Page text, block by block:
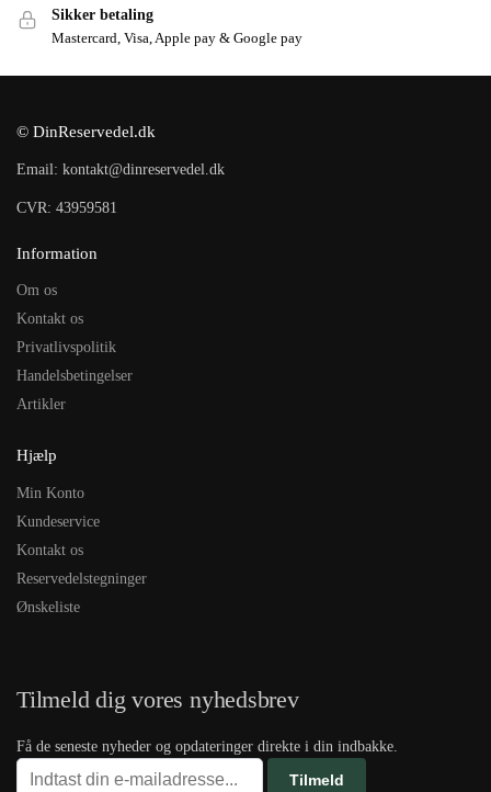
Sikker betaling
Mastercard, Visa, Apple pay & Google pay
© DinReservedel.dk
Email: kontakt@dinreservedel.dk
CVR: 43959581
Information
Om os
Kontakt os
Privatlivspolitik
Handelsbetingelser
Artikler
Hjælp
Min Konto
Kundeservice
Kontakt os
Reservedelstegninger
Ønskeliste
Tilmeld dig vores nyhedsbrev
Få de seneste nyheder og opdateringer direkte i din indbakke.